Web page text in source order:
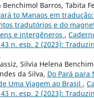
Benchimol Barros, Tabita
to Manaos em
tradutórios e do
e intergêneros ,
n. esp. 2 (2023):
Silvia Helena
da Silva, Do Pará para
Uma Viagem ao Brasil ,
n. esp. 2 (2023):